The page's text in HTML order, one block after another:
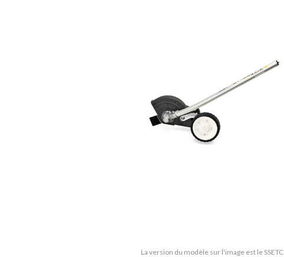
La version du modèle sur l'image est le SSETC